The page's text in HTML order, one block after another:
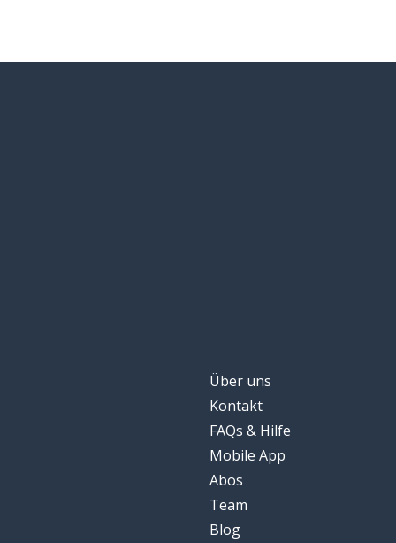
Über uns
Kontakt
FAQs & Hilfe
Mobile App
Abos
Team
Blog